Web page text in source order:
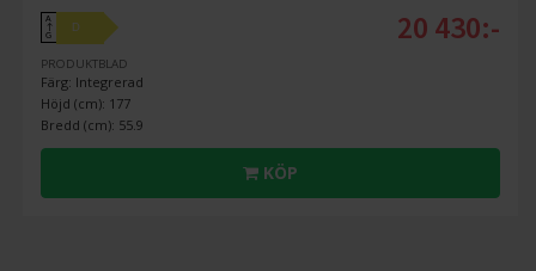
A
↑
G
D
PRODUKTBLAD
Färg: Integrerad
Höjd (cm): 177
Bredd (cm): 55.9
20 430:-
KÖP